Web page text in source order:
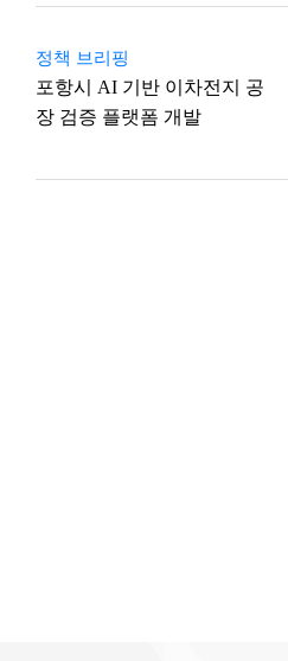
정책 브리핑
포항시 AI 기반 이차전지 공
장 검증 플랫폼 개발